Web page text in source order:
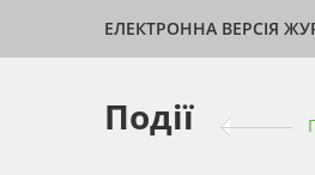
ЕЛЕКТРОННА ВЕРСІЯ
Події